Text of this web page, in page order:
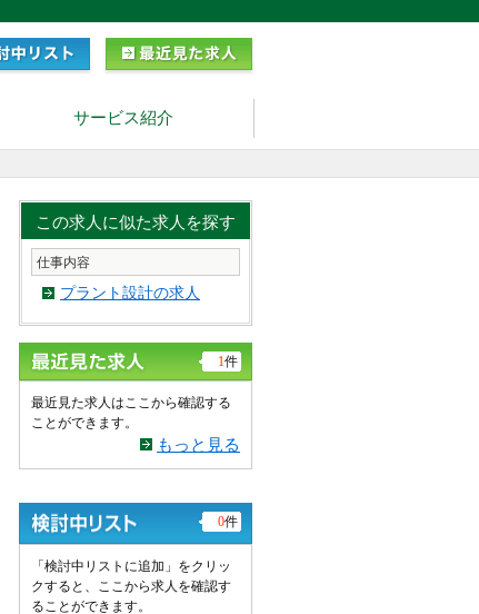
サービス紹介
この求人に似た求人を探す
仕事内容
プラント設計の求人
1件
最近見た求人はここから確認する
ことができます。
もっと見る
0件
「検討中リストに追加」をクリッ
クすると、ここから求人を確認す
ることができます。